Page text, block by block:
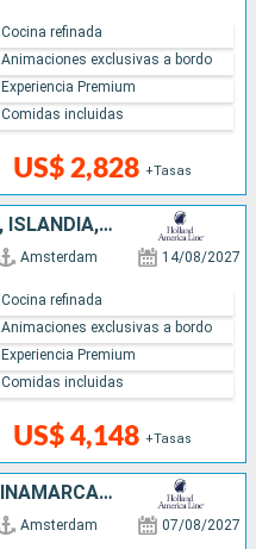
US$ 2,828 +Tasas
Cocina refinada
Animaciones exclusivas a bordo
Experiencia Premium
Comidas incluidas
PAISES BAJOS, REINO UNIDO, ISLANDIA, GROENLANDIA, CANADÁ, ESTADOS UNIDOS
Amsterdam 14/08/2027
US$ 4,148 +Tasas
Cocina refinada
Animaciones exclusivas a bordo
Experiencia Premium
Comidas incluidas
PAISES BAJOS, ALEMANIA, DINAMARCA, REINO UNIDO, ISLANDIA, GROENLANDIA, CANADÁ, ESTADOS UNIDOS
Amsterdam 07/08/2027